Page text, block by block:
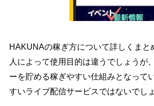
HAKUNAの稼ぎ方について詳しくまと
人によって使用目的は違うでしょうが
ーを貯める稼ぎやすい仕組みとなって
すいライブ配信サービスではないでしょ